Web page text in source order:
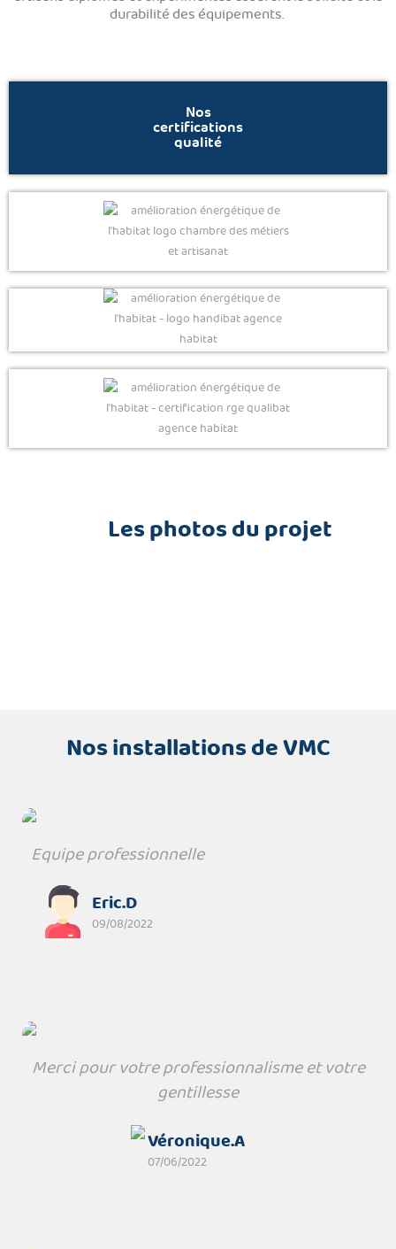
Nos
certifications
qualité
durabilité des équipements.
Les photos du projet
Nos installations de VMC
Equipe professionnelle
Eric.D
09/08/2022
Merci pour votre professionnalisme et votre
gentillesse
Véronique.A
07/06/2022